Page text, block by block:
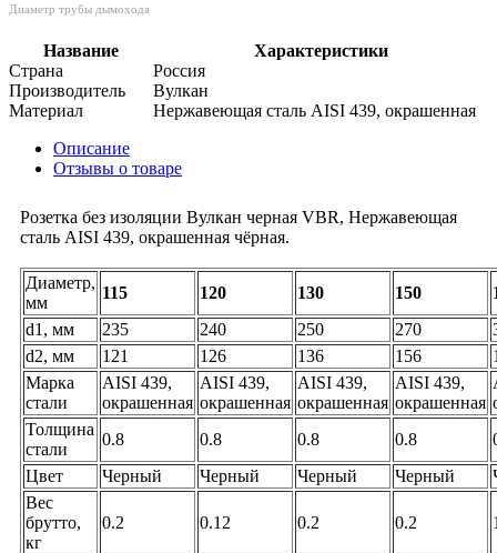
Диаметр трубы дымохода
Название
Характеристики
Страна
Россия
Производитель
Вулкан
Материал
Нержавеющая сталь AISI 439, окрашенная
Описание
Отзывы о товаре
Розетка без изоляции Вулкан черная VBR, Нержавеющая
сталь AISI 439, окрашенная чёрная.
Диаметр,
мм
115 120 130 150
d1, мм
235 240 250 270
d2, мм
121 126 136 156
Марка
стали
AISI 439,
окрашенная
AISI 439,
окрашенная
AISI 439,
окрашенная
AISI 439,
окрашенная
Толщина
стали
0.8 0.8 0.8 0.8
Цвет
Черный Черный Черный Черный
Вес
брутто,
кг
0.2 0.12 0.2 0.2